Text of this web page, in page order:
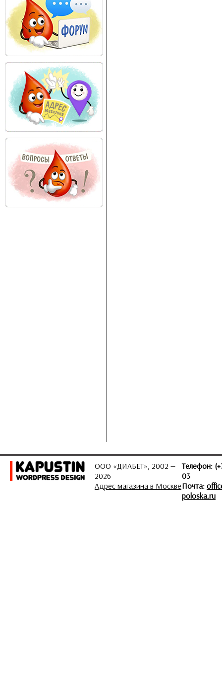
ООО «ДИАБЕТ», 2002 —
2026
Адрес магазина в Москве
Телефон:
03
Почта:
poloska.ru